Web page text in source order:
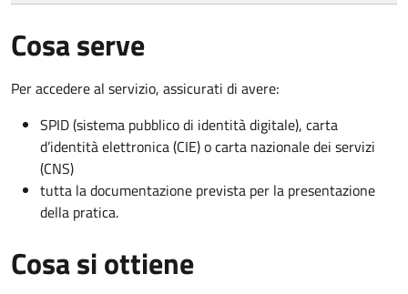
Cosa serve
Per accedere al servizio, assicurati di avere:
SPID (sistema pubblico di identità digitale), carta
d’identità elettronica (CIE) o carta nazionale dei servizi
(CNS)
tutta la documentazione prevista per la presentazione
della pratica.
Cosa si ottiene